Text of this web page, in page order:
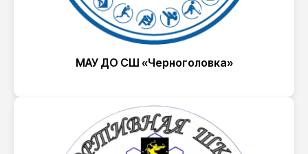
МАУ ДО СШ «Черноголовка»